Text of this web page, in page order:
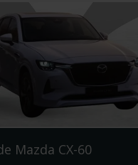
Mazda CX-60